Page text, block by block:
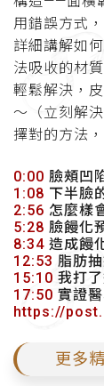
用錯誤方式
詳細講解如
法吸收的材
輕鬆解決，
～（立刻解
擇對的方法
0:00 臉頰凹
1:08 下半臉
2:56 怎麼樣
5:28 臉饅化
8:34 造成饅
12:53 脂肪
15:10 我打
17:50 實證
https://
更多